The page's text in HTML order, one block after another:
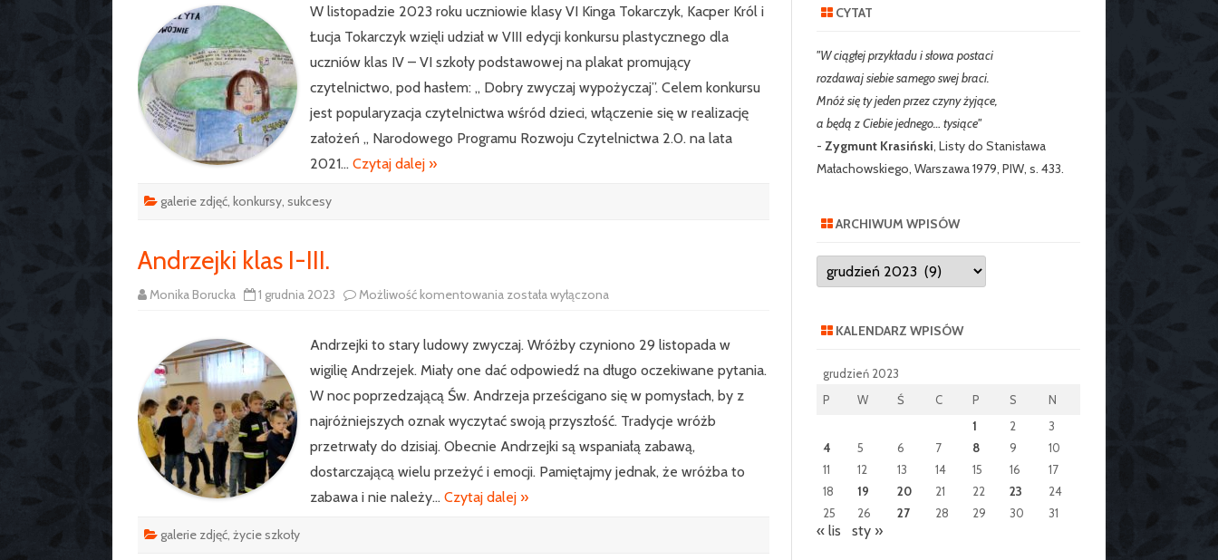
KLASA 2
w
Powiatowym
Konkursie
Plastycznym
pt.
Dobry
zwyczaj
wypożyczaj”.
W listopadzie 2023 roku uczniowie klasy VI Kinga Tokarczyk, Kacper Król i
Łucja Tokarczyk wzięli udział w VIII edycji konkursu plastycznego dla
uczniów klas IV – VI szkoły podstawowej na plakat promujący
czytelnictwo, pod hasłem: „ Dobry zwyczaj wypożyczaj”. Celem konkursu
jest popularyzacja czytelnictwa wśród dzieci, włączenie się w realizację
założeń „ Narodowego Programu Rozwoju Czytelnictwa 2.0. na lata
2021… Czytaj dalej »
galerie zdjęć, konkursy, sukcesy
Andrzejki klas I-III.
Monika Borucka 1 grudnia 2023 Możliwość komentowania Andrzejki
została wyłączona
Andrzejki to stary ludowy zwyczaj. Wróżby czyniono 29 listopada w
wigilię Andrzejek. Miały one dać odpowiedź na długo oczekiwane pytania.
W noc poprzedzającą Św. Andrzeja prześcigano się w pomysłach, by z
najróżniejszych oznak wyczytać swoją przyszłość. Tradycje wróżb
przetrwały do dzisiaj. Obecnie Andrzejki są wspaniałą zabawą,
dostarczającą wielu przeżyć i emocji. Pamiętajmy jednak, że wróżba to
zabawa i nie należy… Czytaj dalej »
galerie zdjęć, życie szkoły
CYTAT
"W ciągłej przykładu i słowa postaci
rozdawaj siebie samego swej braci.
Mnóż się ty jeden przez czyny żyjące,
a będą z Ciebie jednego… tysiące"
- Zygmunt Krasiński, Listy do Stanisława
Małachowskiego, Warszawa 1979, PIW, s. 433.
ARCHIWUM WPISÓW
Archiwum
wpisów
KALENDARZ WPISÓW
grudzień 2023
P
W Ś C P S
N
1
2
3
4
5 6 7 8 9
10
11
12 13 14 15 16
17
18
19 20 21 22 23
24
25
26 27 28 29 30 31
« lis sty »